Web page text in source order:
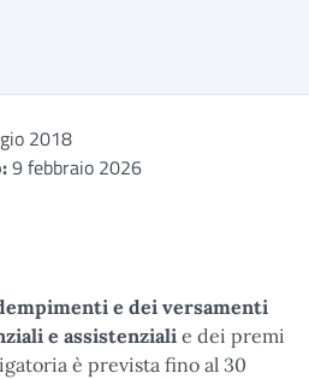
2018
9 febbraio 2026
e dei versamenti
e assistenziali e dei premi
è prevista fino al 30